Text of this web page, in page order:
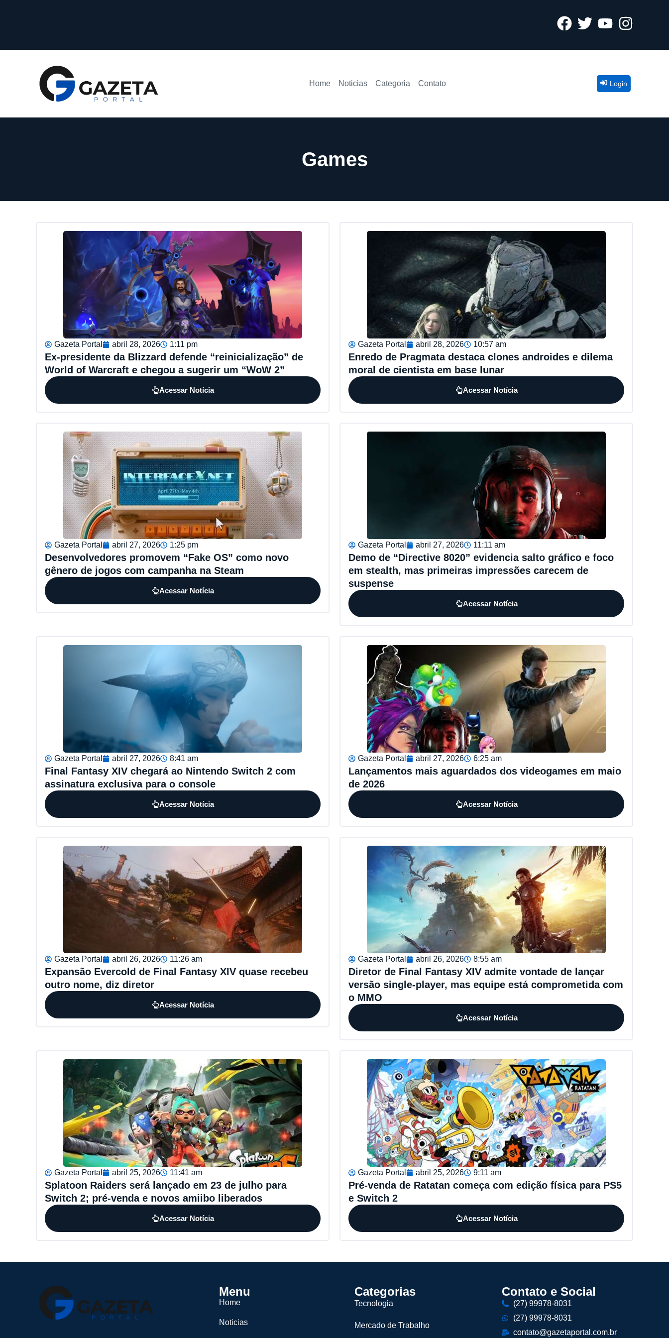
Home Noticias Categoria Contato Login
Games
Gazeta Portal abril 28, 2026 1:11 pm
Ex-presidente da Blizzard defende “reinicialização” de
World of Warcraft e chegou a sugerir um “WoW 2”
Acessar Notícia
Gazeta Portal abril 28, 2026 10:57 am
Enredo de Pragmata destaca clones androides e dilema
moral de cientista em base lunar
Acessar Notícia
Gazeta Portal abril 27, 2026 1:25 pm
Desenvolvedores promovem “Fake OS” como novo
gênero de jogos com campanha na Steam
Acessar Notícia
Gazeta Portal abril 27, 2026 11:11 am
Demo de “Directive 8020” evidencia salto gráfico e foco
em stealth, mas primeiras impressões carecem de
suspense
Acessar Notícia
Gazeta Portal abril 27, 2026 8:41 am
Final Fantasy XIV chegará ao Nintendo Switch 2 com
assinatura exclusiva para o console
Acessar Notícia
Gazeta Portal abril 27, 2026 6:25 am
Lançamentos mais aguardados dos videogames em maio
de 2026
Acessar Notícia
Gazeta Portal abril 26, 2026 11:26 am
Expansão Evercold de Final Fantasy XIV quase recebeu
outro nome, diz diretor
Acessar Notícia
Gazeta Portal abril 26, 2026 8:55 am
Diretor de Final Fantasy XIV admite vontade de lançar
versão single-player, mas equipe está comprometida com
o MMO
Acessar Notícia
Gazeta Portal abril 25, 2026 11:41 am
Splatoon Raiders será lançado em 23 de julho para
Switch 2; pré-venda e novos amiibo liberados
Acessar Notícia
Gazeta Portal abril 25, 2026 9:11 am
Pré-venda de Ratatan começa com edição física para PS5
e Switch 2
Acessar Notícia
Menu
Home
Noticias
Categorias
Tecnologia
Mercado de Trabalho
Contato e Social
(27) 99978-8031
(27) 99978-8031
contato@gazetaportal.com.br